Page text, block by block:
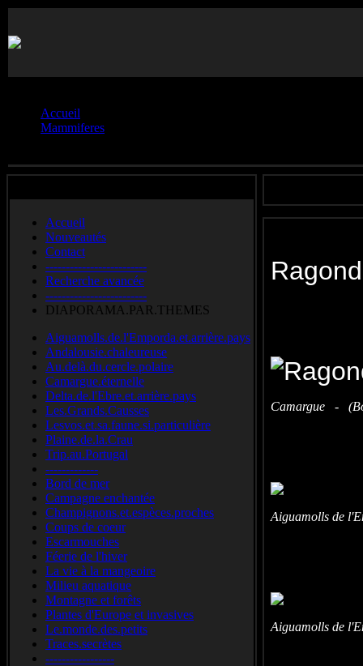
Accueil
Mammiferes
Accueil
Nouveautés
Contact
-------------------------
Recherche avancée
-------------------------
DIAPORAMA.PAR.THEMES
Aiguamolls.de.l'Emporda.et.arrière.pays
Andalousie.chaleureuse
Au.delà.du.cercle.polaire
Camargue.éternelle
Delta.de.l'Ebre.et.arrière.pays
Les.Grands.Causses
Lesvos.et.sa.faune.si.particulière
Plaine.de.la.Crau
Trip.au.Portugal
-------------
Bord de mer
Campagne enchantée
Champignons.et.espèces.proches
Coups de coeur
Escarmouches
Féerie de l'hiver
La vie à la mangeoire
Milieu aquatique
Montagne et forêts
Plantes d'Europe et invasives
Le.monde.des.petits
Traces.secrètes
-----------------
Camargue -
Aiguamolls de
Aiguamolls de